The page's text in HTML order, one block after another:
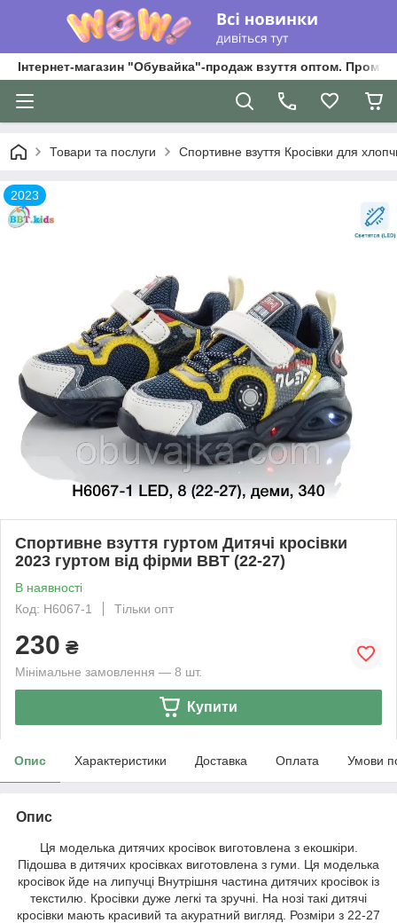
Інтернет-магазин "Обувайка"-продаж взуття оптом.
Товари та послуги Спортивне взуття Кросівки для
2023
Спортивне взуття гуртом Дитячі кросівки
2023 гуртом від фірми BBT (22-27)
В наявності
Код: H6067-1
Тільки опт
230 ₴
Мінімальне замовлення — 8 шт.
Купити
Опис Характеристики Доставка Оплата Умови
Опис
Ця моделька дитячих кросівок виготовлена з екошкіри.
Підошва в дитячих кросівках виготовлена з гуми. Ця моделька
кросівок йде на липучці Внутрішня частина дитячих кросівок із
текстилю. Кросівки дуже легкі та зручні. На нозі такі дитячі
кросівки мають красивий та акуратний вигляд. Розміри з 22-27